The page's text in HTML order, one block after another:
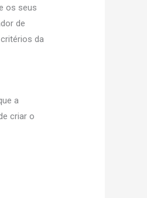
os seus
de
da
a
criar o